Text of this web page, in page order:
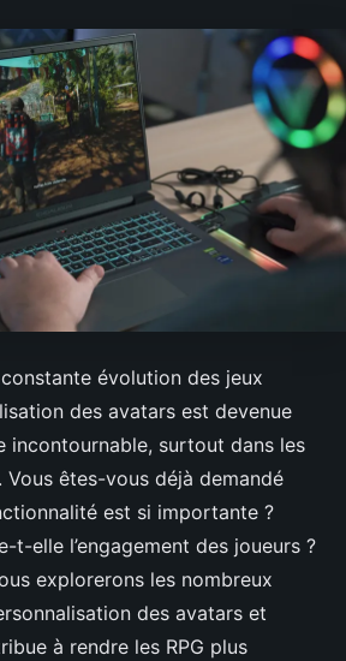
évolution des jeux
des avatars est devenue
incontournable, surtout dans les
Vous êtes-vous déjà demandé
est si importante ?
t-elle l’engagement des joueurs ?
explorerons les nombreux
des avatars et
à rendre les RPG plus